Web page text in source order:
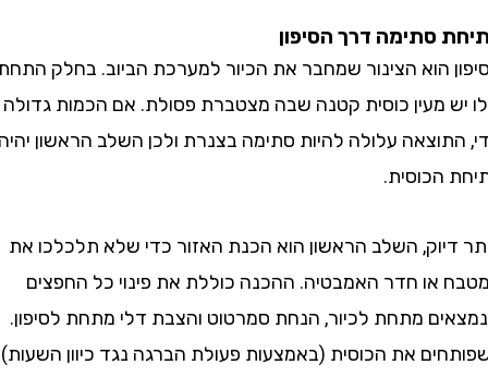
סתימה דרך הסיפון
הוא הצינור שמחבר את הכיור למערכת הביוב. בחלק התחתון
מעין כוסית קטנה שבה מצטברת פסולת. אם הכמות גדולה
עלולה להיות סתימה בצנרת ולכן השלב הראשון יהיה
השלב הראשון הוא הכנת האזור כדי שלא תלכלכו את
חדר האמבטיה. ההכנה כוללת את פינוי כל החפצים
מתחת לכיור, הנחת סמרטוט והצבת דלי מתחת לסיפון.
את הכוסית (באמצעות פעולת הברגה נגד כיוון השעות)